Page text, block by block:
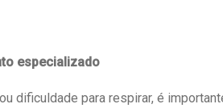
especializado
dificuldade para respirar, é